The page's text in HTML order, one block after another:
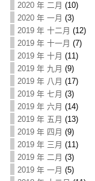
2020 年 二月 (10)
2020 年 一月 (3)
2019 年 十二月 (12)
2019 年 十一月 (7)
2019 年 十月 (11)
2019 年 九月 (9)
2019 年 八月 (17)
2019 年 七月 (3)
2019 年 六月 (14)
2019 年 五月 (13)
2019 年 四月 (9)
2019 年 三月 (11)
2019 年 二月 (3)
2019 年 一月 (5)